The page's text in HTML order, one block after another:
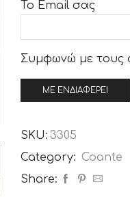
Το Email σας
Συμφωνώ με τους
SKU: 3305
Category: Coante
Share: